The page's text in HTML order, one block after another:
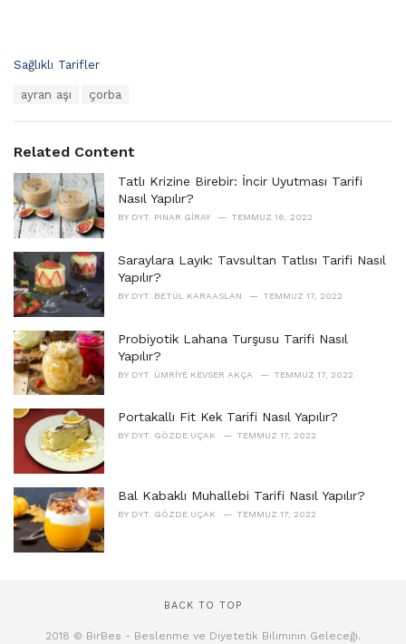
C
o
r
i
e
s
:
Sağlıklı Tarifler
:
ayran aşı çorba
Related Content
Tatlı Krizine Birebir: İncir Uyutması Tarifi
Nasıl Yapılır?
BY DYT. PINAR GIRAY TEMMUZ 16, 2022
Saraylara Layık: Tavsultan Tatlısı Tarifi Nasıl
Yapılır?
BY DYT. BETÜL KARAASLAN TEMMUZ 17, 2022
Probiyotik Lahana Turşusu Tarifi Nasıl
Yapılır?
BY DYT. ÜMRIYE KEVSER AKÇA TEMMUZ 17, 2022
Portakallı Fit Kek Tarifi Nasıl Yapılır?
BY DYT. GÖZDE UÇAK TEMMUZ 17, 2022
Bal Kabaklı Muhallebi Tarifi Nasıl Yapılır?
BY DYT. GÖZDE UÇAK TEMMUZ 17, 2022
BACK TO TOP
2018 © BirBes - Beslenme ve Diyetetik Biliminin Geleceği.